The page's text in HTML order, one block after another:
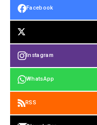
Facebook
Instagram
WhatsApp
RSS